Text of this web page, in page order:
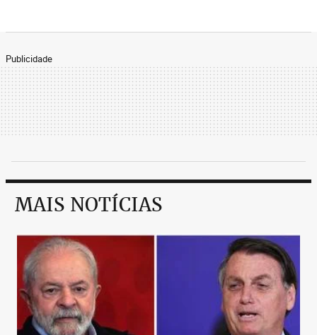
Publicidade
MAIS NOTÍCIAS